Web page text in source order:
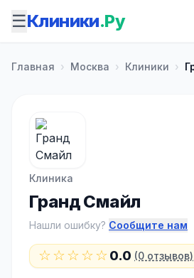
☰Клиники.Ру
Главная › Москва › Клиники ›
Клиника
Гранд Смайл
Нашли ошибку? Сообщите нам
☆☆☆☆☆0.0 (0 отзывов)